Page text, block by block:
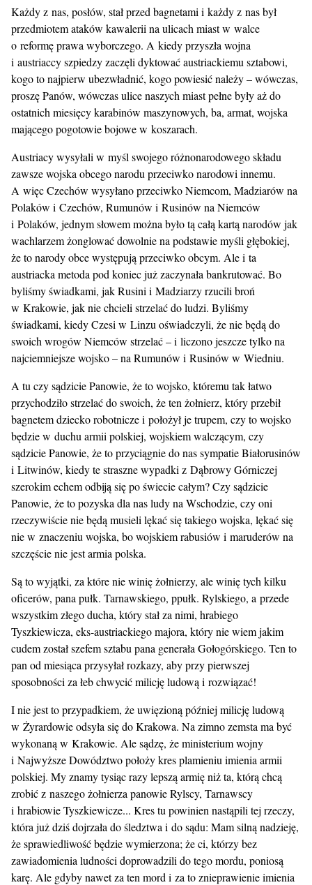
Każdy z nas, posłów, stał przed bagnetami i każdy z nas był
przedmiotem ataków kawalerii na ulicach miast w walce
o reformę prawa wyborczego. A kiedy przyszła wojna
i austriaccy szpiedzy zaczęli dyktować austriackiemu sztabowi,
kogo to najpierw ubezwładnić, kogo powiesić należy – wówczas,
proszę Panów, wówczas ulice naszych miast pełne były aż do
ostatnich miesięcy karabinów maszynowych, ba, armat, wojska
mającego pogotowie bojowe w koszarach.
Austriacy wysyłali w myśl swojego różnonarodowego składu
zawsze wojska obcego narodu przeciwko narodowi innemu.
A więc Czechów wysyłano przeciwko Niemcom, Madziarów na
Polaków i Czechów, Rumunów i Rusinów na Niemców
i Polaków, jednym słowem można było tą całą kartą narodów jak
wachlarzem żonglować dowolnie na podstawie myśli głębokiej,
że to narody obce występują przeciwko obcym. Ale i ta
austriacka metoda pod koniec już zaczynała bankrutować. Bo
byliśmy świadkami, jak Rusini i Madziarzy rzucili broń
w Krakowie, jak nie chcieli strzelać do ludzi. Byliśmy
świadkami, kiedy Czesi w Linzu oświadczyli, że nie będą do
swoich wrogów Niemców strzelać – i liczono jeszcze tylko na
najciemniejsze wojsko – na Rumunów i Rusinów w Wiedniu.
A tu czy sądzicie Panowie, że to wojsko, któremu tak łatwo
przychodziło strzelać do swoich, że ten żołnierz, który przebił
bagnetem dziecko robotnicze i położył je trupem, czy to wojsko
będzie w duchu armii polskiej, wojskiem walczącym, czy
sądzicie Panowie, że to przyciągnie do nas sympatie Białorusinów
i Litwinów, kiedy te straszne wypadki z Dąbrowy Górniczej
szerokim echem odbiją się po świecie całym? Czy sądzicie
Panowie, że to pozyska dla nas ludy na Wschodzie, czy oni
rzeczywiście nie będą musieli lękać się takiego wojska, lękać się
nie w znaczeniu wojska, bo wojskiem rabusiów i maruderów na
szczęście nie jest armia polska.
Są to wyjątki, za które nie winię żołnierzy, ale winię tych kilku
oficerów, pana pułk. Tarnawskiego, ppułk. Rylskiego, a przede
wszystkim złego ducha, który stał za nimi, hrabiego
Tyszkiewicza, eks-austriackiego majora, który nie wiem jakim
cudem został szefem sztabu pana generała Gołogórskiego. Ten to
pan od miesiąca przysyłał rozkazy, aby przy pierwszej
sposobności za łeb chwycić milicję ludową i rozwiązać!
I nie jest to przypadkiem, że uwięzioną później milicję ludową
w Żyrardowie odsyła się do Krakowa. Na zimno zemsta ma być
wykonaną w Krakowie. Ale sądzę, że ministerium wojny
i Najwyższe Dowództwo położy kres plamieniu imienia armii
polskiej. My znamy tysiąc razy lepszą armię niż ta, którą chcą
zrobić z naszego żołnierza panowie Rylscy, Tarnawscy
i hrabiowie Tyszkiewicze... Kres tu powinien nastąpili tej rzeczy,
która już dziś dojrzała do śledztwa i do sądu: Mam silną nadzieję,
że sprawiedliwość będzie wymierzona; że ci, którzy bez
zawiadomienia ludności doprowadzili do tego mordu, poniosą
karę. Ale gdyby nawet za ten mord i za to znieprawienie imienia